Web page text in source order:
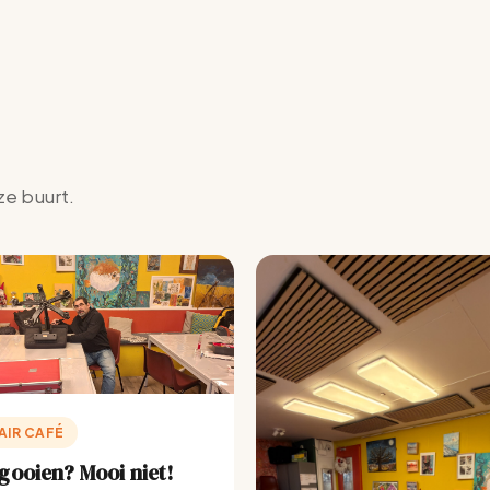
buurt.
CAFÉ
Mooi niet!